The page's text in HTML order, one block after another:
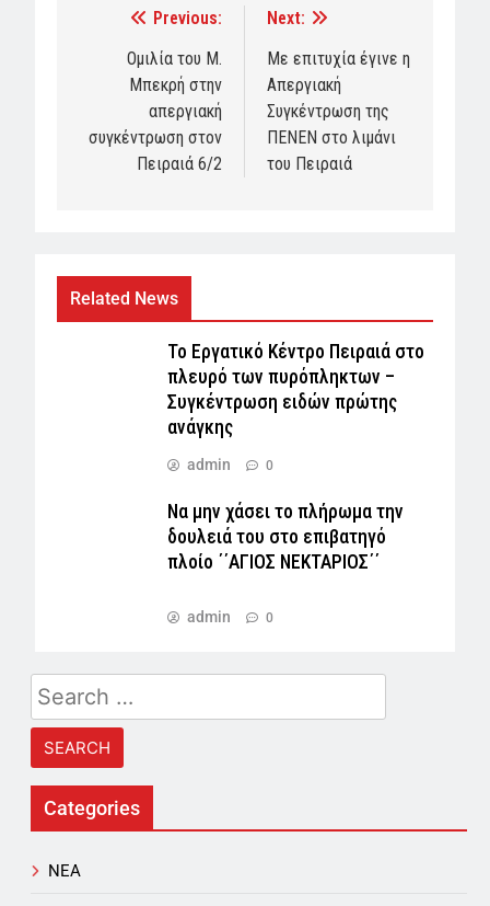
navigation
Previous:
Ομιλία του Μ.
Μπεκρή στην
απεργιακή
συγκέντρωση στον
Πειραιά 6/2
Next:
Με επιτυχία έγινε η
Απεργιακή
Συγκέντρωση της
ΠΕΝΕΝ στο λιμάνι
του Πειραιά
Related News
Το Εργατικό Κέντρο Πειραιά στο
πλευρό των πυρόπληκτων –
Συγκέντρωση ειδών πρώτης
ανάγκης
admin 0
Να μην χάσει το πλήρωμα την
δουλειά του στο επιβατηγό
πλοίο ΄΄ΑΓΙΟΣ ΝΕΚΤΑΡΙΟΣ΄΄
admin 0
Search
for:
Categories
NEA